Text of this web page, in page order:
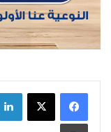
طباعة